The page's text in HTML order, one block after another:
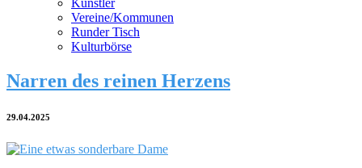
Vereine/Kommunen
Runder Tisch
Kulturbörse
Narren des reinen Herzens
29.04.2025